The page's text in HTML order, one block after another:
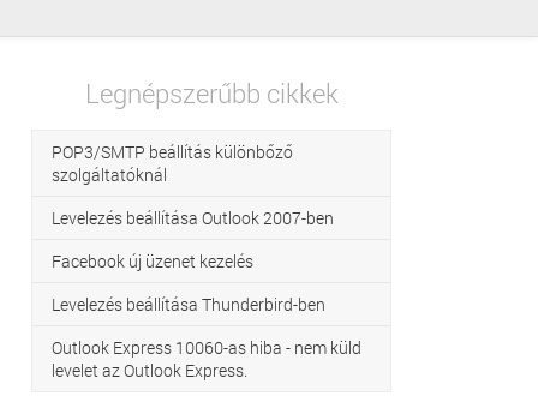
Legnépszerűbb cikkek
POP3/SMTP beállítás különbőző
szolgáltatóknál
Levelezés beállítása Outlook 2007-ben
Facebook új üzenet kezelés
Levelezés beállítása Thunderbird-ben
Outlook Express 10060-as hiba - nem küld
levelet az Outlook Express.